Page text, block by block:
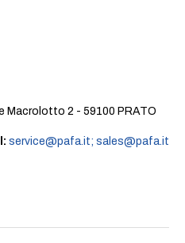
Macrolotto 2 - 59100 PRATO
service@pafa.it; sales@pafa.it